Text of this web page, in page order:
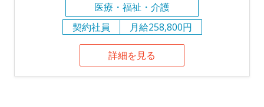
医療・福祉・介護
契約社員
月給258,800円
詳細を見る